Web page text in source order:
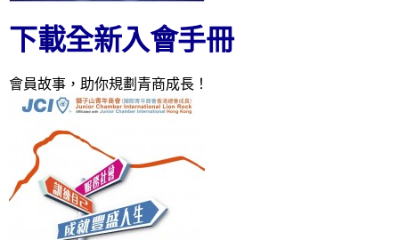
下載全新入會手冊
會員故事，助你規劃青商成長！